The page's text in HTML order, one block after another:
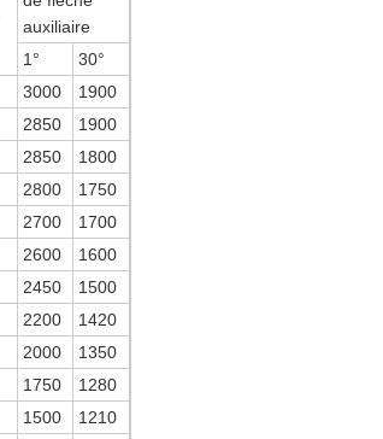
auxiliaire
1°
30°
3000
1900
2850
1900
2850
1800
2800
1750
2700
1700
2600
1600
2450
1500
2200
1420
2000
1350
1750
1280
1500
1210